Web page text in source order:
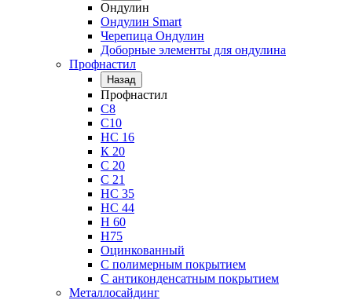
Ондулин
Ондулин Smart
Черепица Ондулин
Доборные элементы для ондулина
Профнастил
Назад
Профнастил
С8
С10
НС 16
К 20
С 20
С 21
НС 35
НС 44
Н 60
Н75
Оцинкованный
С полимерным покрытием
С антиконденсатным покрытием
Металлосайдинг